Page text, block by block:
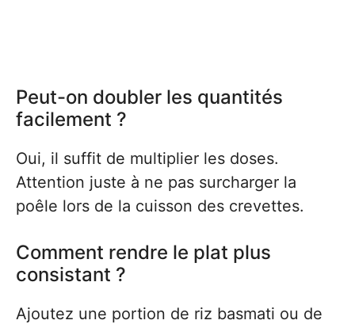
Peut-on doubler les quantités
facilement ?
Oui, il suffit de multiplier les doses.
Attention juste à ne pas surcharger la
poêle lors de la cuisson des crevettes.
Comment rendre le plat plus
consistant ?
Ajoutez une portion de riz basmati ou de